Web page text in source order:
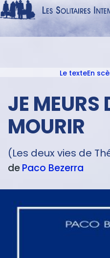
Navigation
AUTEURS
À L'AFFICHE
DISTINCTIONS
CRITIQUES
PODCASTS
texte
Le texteEn
JE MEURS
MOURIR
(Les deux vies de
dePaco Bezerra